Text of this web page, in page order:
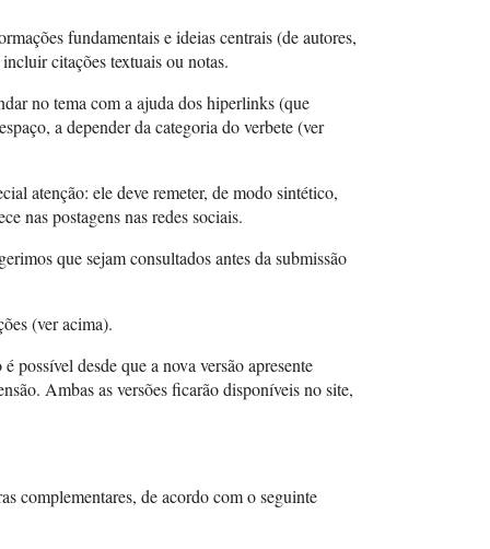
fundamentais e ideias centrais (de autores,
citações textuais ou notas.
no tema com a ajuda dos hiperlinks (que
a depender da categoria do verbete (ver
atenção: ele deve remeter, de modo sintético,
nas postagens nas redes sociais.
que sejam consultados antes da submissão
(ver acima).
desde que a nova versão apresente
Ambas as versões ficarão disponíveis no site,
complementares, de acordo com o seguinte